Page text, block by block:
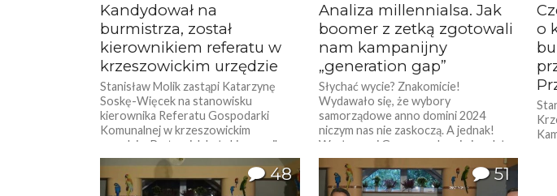
Kandydował na
burmistrza, został
kierownikiem referatu w
krzeszowickim urzędzie
Stanisław Molik zastąpi Katarzynę
Soskę-Więcek na stanowisku
kierownika Referatu Gospodarki
Komunalnej w krzeszowickim
urzędzie. Po tym jak była kierownik
zrezygnowała z pracy...
Analiza millennialsa. Jak
boomer z zetką zgotowali
nam kampanijny
„generation gap”
Słychać wycie? Znakomicie!
Wydawało się, że wybory
samorządowe anno domini 2024
niczym nas nie zaskoczą. A jednak!
Wacławowi Gregorczykowi nie udało
się...
o
48 51